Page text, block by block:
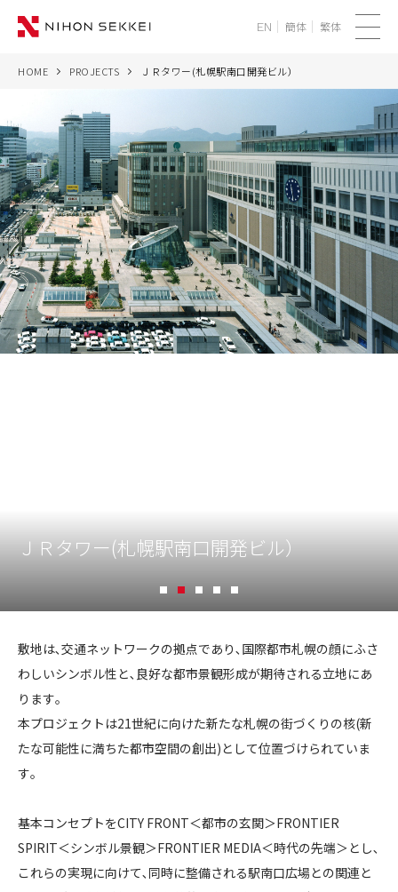
ュ
SERVICES
PROJECTS
THINK
NEWS
CORPORATE
コンプライアンスポリシー
EN 簡体 繁体
HOME PROJECTS ＪＲタワー(札幌駅南口開発ビル）
ＪＲタワー(札幌駅南口開発ビル）
敷地は､交通ネットワークの拠点であり､国際都市札幌の顔にふさ
わしいシンボル性と､良好な都市景観形成が期待される立地にあ
ります｡
本プロジェクトは21世紀に向けた新たな札幌の街づくりの核(新
たな可能性に満ちた都市空間の創出)として位置づけられていま
す｡
基本コンセプトをCITY FRONT＜都市の玄関＞FRONTIER
SPIRIT＜シンボル景観＞FRONTIER MEDIA＜時代の先端＞とし､
これらの実現に向けて､同時に整備される駅南口広場との関連と